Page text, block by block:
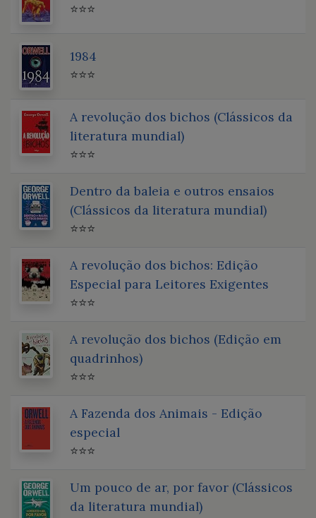
⭐⭐⭐
1984
⭐⭐⭐
A revolução dos bichos (Clássicos da
literatura mundial)
⭐⭐⭐
Dentro da baleia e outros ensaios
(Clássicos da literatura mundial)
⭐⭐⭐
A revolução dos bichos: Edição
Especial para Leitores Exigentes
⭐⭐⭐
A revolução dos bichos (Edição em
quadrinhos)
⭐⭐⭐
A Fazenda dos Animais - Edição
especial
⭐⭐⭐
Um pouco de ar, por favor (Clássicos
da literatura mundial)